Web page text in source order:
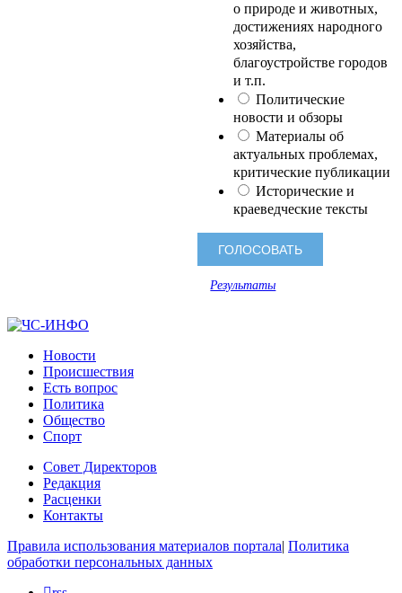
о природе и животных,
достижениях народного
хозяйства,
благоустройстве городов
и т.п.
Политические
новости и обзоры
Материалы об
актуальных проблемах,
критические публикации
Исторические и
краеведческие тексты
Результаты
Новости
Происшествия
Есть вопрос
Политика
Общество
Спорт
Совет Директоров
Редакция
Расценки
Контакты
Правила использования материалов портала| Политика
обработки персональных данных